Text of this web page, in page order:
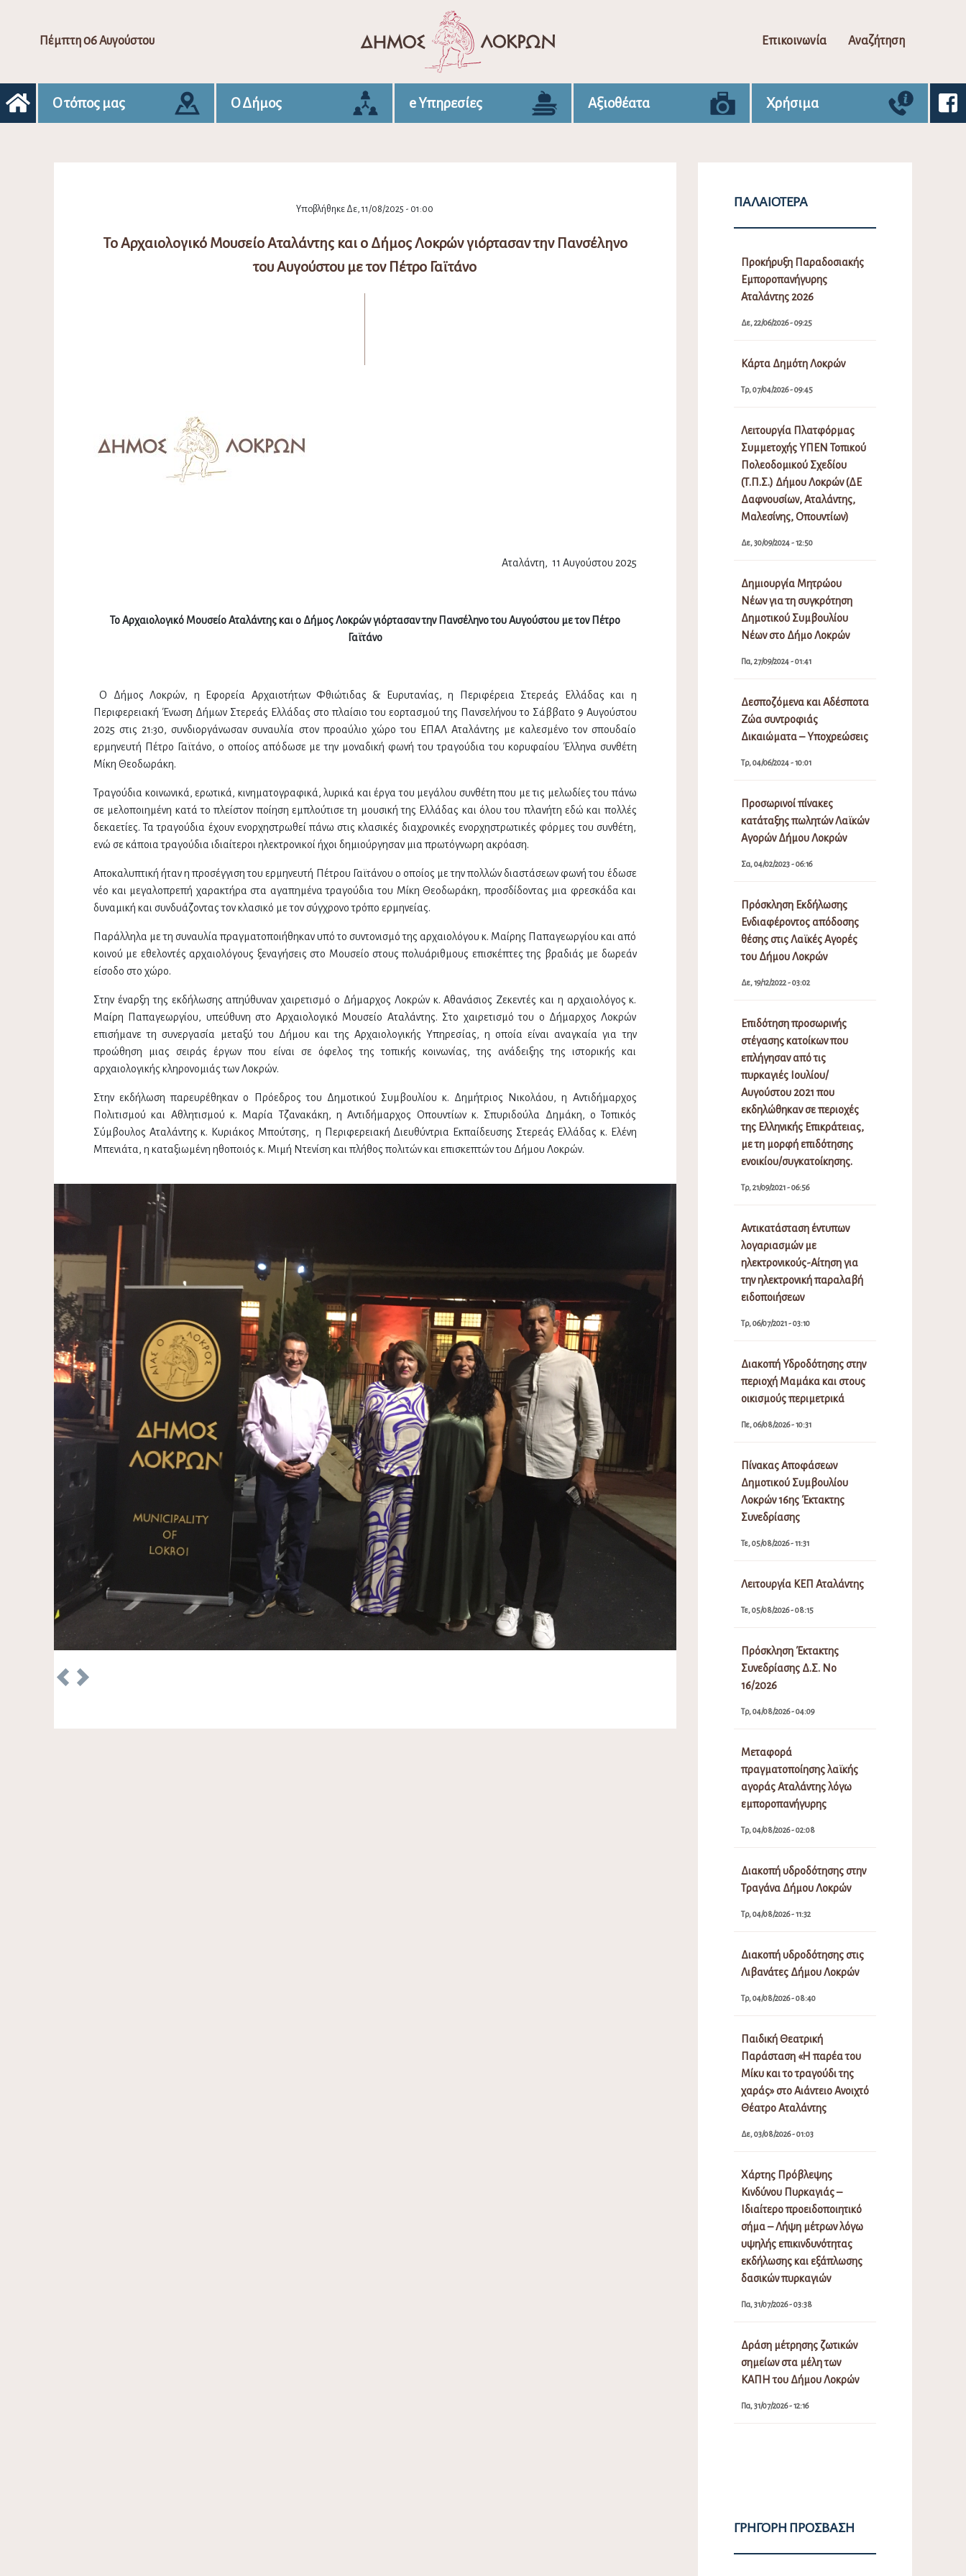
Πέμπτη 06 Αυγούστου Επικοινωνία Αναζήτηση
Ο τόπος μας Ο Δήμος e Υπηρεσίες Αξιοθέατα Χρήσιμα
Υποβλήθηκε Δε, 11/08/2025 - 01:00
Το Αρχαιολογικό Μουσείο Αταλάντης και ο Δήμος Λοκρών γιόρτασαν την Πανσέληνο
του Αυγούστου με τον Πέτρο Γαϊτάνο
Αταλάντη, 11 Αυγούστου 2025
Το Αρχαιολογικό Μουσείο Αταλάντης και ο Δήμος Λοκρών γιόρτασαν την Πανσέληνο του Αυγούστου με τον Πέτρο
Γαϊτάνο
O Δήμος Λοκρών, η Εφορεία Αρχαιοτήτων Φθιώτιδας & Ευρυτανίας, η Περιφέρεια Στερεάς Ελλάδας και η
Περιφερειακή Ένωση Δήμων Στερεάς Ελλάδας στο πλαίσιο του εορτασμού της Πανσελήνου το Σάββατο 9 Αυγούστου
2025 στις 21:30, συνδιοργάνωσαν συναυλία στον προαύλιο χώρο του ΕΠΑΛ Αταλάντης με καλεσμένο τον σπουδαίο
ερμηνευτή Πέτρο Γαϊτάνο, ο οποίος απόδωσε με την μοναδική φωνή του τραγούδια του κορυφαίου Έλληνα συνθέτη
Μίκη Θεοδωράκη.
Τραγούδια κοινωνικά, ερωτικά, κινηματογραφικά, λυρικά και έργα του μεγάλου συνθέτη που με τις μελωδίες του πάνω
σε μελοποιημένη κατά το πλείστον ποίηση εμπλούτισε τη μουσική της Ελλάδας και όλου του πλανήτη εδώ και πολλές
δεκαετίες. Τα τραγούδια έχουν ενορχηστρωθεί πάνω στις κλασικές διαχρονικές ενορχηστρωτικές φόρμες του συνθέτη,
ενώ σε κάποια τραγούδια ιδιαίτεροι ηλεκτρονικοί ήχοι δημιούργησαν μια πρωτόγνωρη ακρόαση.
Αποκαλυπτική ήταν η προσέγγιση του ερμηνευτή Πέτρου Γαϊτάνου ο οποίος με την πολλών διαστάσεων φωνή του έδωσε
νέο και μεγαλοπρεπή χαρακτήρα στα αγαπημένα τραγούδια του Μίκη Θεοδωράκη, προσδίδοντας μια φρεσκάδα και
δυναμική και συνδυάζοντας τον κλασικό με τον σύγχρονο τρόπο ερμηνείας.
Παράλληλα με τη συναυλία πραγματοποιήθηκαν υπό το συντονισμό της αρχαιολόγου κ. Μαίρης Παπαγεωργίου και από
κοινού με εθελοντές αρχαιολόγους ξεναγήσεις στο Μουσείο στους πολυάριθμους επισκέπτες της βραδιάς με δωρεάν
είσοδο στο χώρο.
Στην έναρξη της εκδήλωσης απηύθυναν χαιρετισμό ο Δήμαρχος Λοκρών κ. Αθανάσιος Ζεκεντές και η αρχαιολόγος κ.
Μαίρη Παπαγεωργίου, υπεύθυνη στο Αρχαιολογικό Μουσείο Αταλάντης. Στο χαιρετισμό του ο Δήμαρχος Λοκρών
επισήμανε τη συνεργασία μεταξύ του Δήμου και της Αρχαιολογικής Υπηρεσίας, η οποία είναι αναγκαία για την
προώθηση μιας σειράς έργων που είναι σε όφελος της τοπικής κοινωνίας, της ανάδειξης της ιστορικής και
αρχαιολογικής κληρονομιάς των Λοκρών.
Στην εκδήλωση παρευρέθηκαν ο Πρόεδρος του Δημοτικού Συμβουλίου κ. Δημήτριος Νικολάου, η Αντιδήμαρχος
Πολιτισμού και Αθλητισμού κ. Μαρία Τζανακάκη, η Αντιδήμαρχος Οπουντίων κ. Σπυριδούλα Δημάκη, ο Τοπικός
Σύμβουλος Αταλάντης κ. Κυριάκος Μπούτσης, η Περιφερειακή Διευθύντρια Εκπαίδευσης Στερεάς Ελλάδας κ. Ελένη
Μπενιάτα, η καταξιωμένη ηθοποιός κ. Μιμή Ντενίση και πλήθος πολιτών και επισκεπτών του Δήμου Λοκρών.
Previous
ΠΑΛΑΙΌΤΕΡΑ
Προκήρυξη Παραδοσιακής
Εμποροπανήγυρης
Αταλάντης 2026
Δε, 22/06/2026 - 09:25
Κάρτα Δημότη Λοκρών
Τρ, 07/04/2026 - 09:45
Λειτουργία Πλατφόρμας
Συμμετοχής ΥΠΕΝ Τοπικού
Πολεοδομικού Σχεδίου
(Τ.Π.Σ.) Δήμου Λοκρών (ΔΕ
Δαφνουσίων, Αταλάντης,
Μαλεσίνης, Οπουντίων)
Δε, 30/09/2024 - 12:50
Δημιουργία Μητρώου
Νέων για τη συγκρότηση
Δημοτικού Συμβουλίου
Νέων στο Δήμο Λοκρών
Πα, 27/09/2024 - 01:41
Δεσποζόμενα και Αδέσποτα
Ζώα συντροφιάς
Δικαιώματα – Υποχρεώσεις
Τρ, 04/06/2024 - 10:01
Προσωρινοί πίνακες
κατάταξης πωλητών Λαϊκών
Αγορών Δήμου Λοκρών
Σα, 04/02/2023 - 06:16
Πρόσκληση Εκδήλωσης
Ενδιαφέροντος απόδοσης
θέσης στις Λαϊκές Αγορές
του Δήμου Λοκρών
Δε, 19/12/2022 - 03:02
Επιδότηση προσωρινής
στέγασης κατοίκων που
επλήγησαν από τις
πυρκαγιές Ιουλίου/
Αυγούστου 2021 που
εκδηλώθηκαν σε περιοχές
της Ελληνικής Επικράτειας,
με τη μορφή επιδότησης
ενοικίου/συγκατοίκησης.
Τρ, 21/09/2021 - 06:56
Αντικατάσταση έντυπων
λογαριασμών με
ηλεκτρονικούς-Αίτηση για
την ηλεκτρονική παραλαβή
ειδοποιήσεων
Τρ, 06/07/2021 - 03:10
Διακοπή Υδροδότησης στην
περιοχή Μαμάκα και στους
οικισμούς περιμετρικά
Πε, 06/08/2026 - 10:31
Πίνακας Αποφάσεων
Δημοτικού Συμβουλίου
Λοκρών 16ης Έκτακτης
Συνεδρίασης
Τε, 05/08/2026 - 11:31
Λειτουργία ΚΕΠ Αταλάντης
Τε, 05/08/2026 - 08:15
Πρόσκληση Έκτακτης
Συνεδρίασης Δ.Σ. Νο
16/2026
Τρ, 04/08/2026 - 04:09
Μεταφορά
πραγματοποίησης λαϊκής
αγοράς Αταλάντης λόγω
εμποροπανήγυρης
Τρ, 04/08/2026 - 02:08
Διακοπή υδροδότησης στην
Τραγάνα Δήμου Λοκρών
Τρ, 04/08/2026 - 11:32
Διακοπή υδροδότησης στις
Λιβανάτες Δήμου Λοκρών
Τρ, 04/08/2026 - 08:40
Παιδική Θεατρική
Παράσταση «Η παρέα του
Μίκυ και το τραγούδι της
χαράς» στο Αιάντειο Ανοιχτό
Θέατρο Αταλάντης
Δε, 03/08/2026 - 01:03
Χάρτης Πρόβλεψης
Κινδύνου Πυρκαγιάς –
Ιδιαίτερο προειδοποιητικό
σήμα – Λήψη μέτρων λόγω
υψηλής επικινδυνότητας
εκδήλωσης και εξάπλωσης
δασικών πυρκαγιών
Πα, 31/07/2026 - 03:38
Δράση μέτρησης ζωτικών
σημείων στα μέλη των
ΚΑΠΗ του Δήμου Λοκρών
Πα, 31/07/2026 - 12:16
ΓΡΉΓΟΡΗ ΠΡΌΣΒΑΣΗ